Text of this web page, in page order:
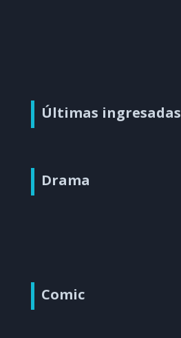
Últimas ingresadas
Drama
Comic